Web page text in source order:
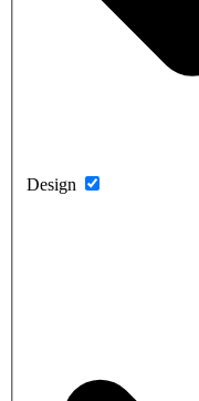
Design